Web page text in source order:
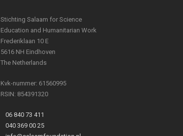
Stichting Salaam for Science
Education and Humanitarian Work
Frederiklaan 10 E
5616 NH Eindhoven
The Netherlands
Kvk-nummer: 61560995
RSIN: 854391320
06 840 73 411
040 369 00 25